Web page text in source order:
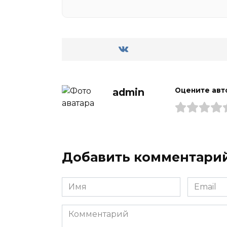
admin Оцените
Добавить
Имя
*
Email
*
Комментарий